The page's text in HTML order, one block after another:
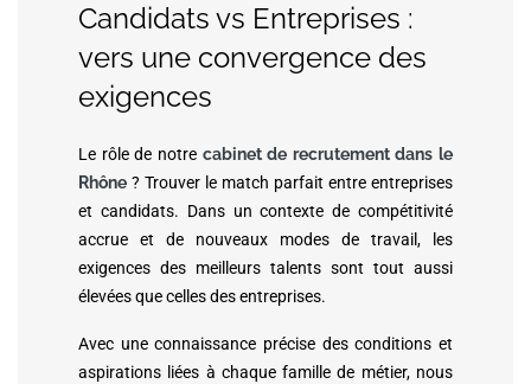
Candidats vs Entreprises :
vers une convergence des
exigences
Le rôle de notre cabinet de recrutement dans le
Rhône? Trouver le match parfait entre entreprises
et candidats. Dans un contexte de compétitivité
accrue et de nouveaux modes de travail, les
exigences des meilleurs talents sont tout aussi
élevées que celles des entreprises.
Avec une connaissance précise des conditions et
aspirations liées à chaque famille de métier, nous